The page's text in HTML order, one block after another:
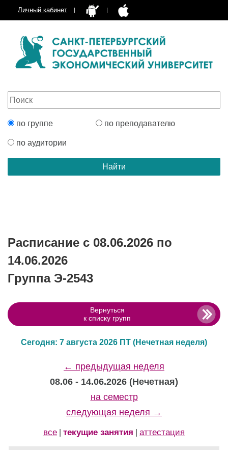
Личный кабинет
по группе по преподавателю
по аудитории
Расписание с 08.06.2026 по
14.06.2026
Группа Э-2543
Вернуться
к списку групп
Сегодня: 7 августа 2026 ПТ (Нечетная неделя)
← предыдущая неделя
08.06 - 14.06.2026 (Нечетная)
на семестр
следующая неделя →
все текущие занятия аттестация